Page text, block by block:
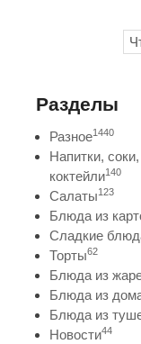
Разделы
Разное1440
Напитки,
коктейли140
Салаты123
Блюда из
Сладкие
Торты62
Блюда из
Блюда из
Блюда из
Новости44